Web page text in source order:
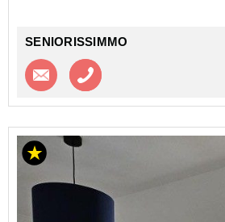
SENIORISSIMMO
Contacter l'agence